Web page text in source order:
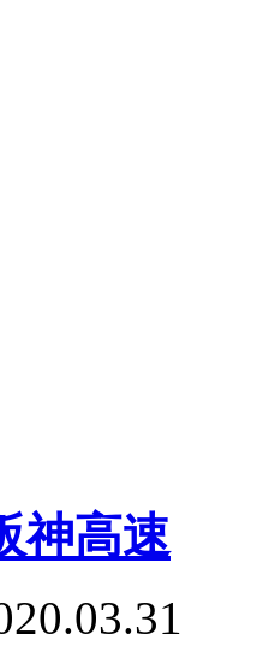
神高速